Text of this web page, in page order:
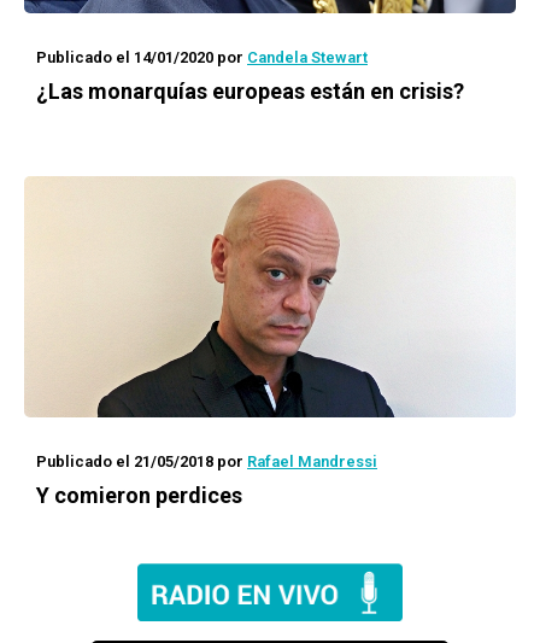
Publicado el 14/01/2020 por Candela Stewart
¿Las monarquías europeas están en crisis?
Publicado el 21/05/2018 por Rafael Mandressi
Y comieron perdices